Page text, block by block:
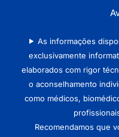
As informações
exclusivamente
elaborados com rigor
o aconselhamento
como médicos,
Recomendamos que